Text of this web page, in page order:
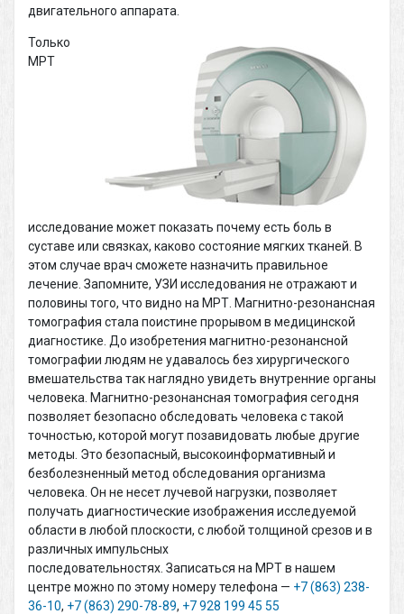
двигательного аппарата.
Только
МРТ
исследование может показать почему есть боль в
суставе или связках, каково состояние мягких тканей. В
этом случае врач сможете назначить правильное
лечение. Запомните, УЗИ исследования не отражают и
половины того, что видно на МРТ. Магнитно-резонансная
томография стала поистине прорывом в медицинской
диагностике. До изобретения магнитно-резонансной
томографии людям не удавалось без хирургического
вмешательства так наглядно увидеть внутренние органы
человека. Магнитно-резонансная томография сегодня
позволяет безопасно обследовать человека с такой
точностью, которой могут позавидовать любые другие
методы. Это безопасный, высокоинформативный и
безболезненный метод обследования организма
человека. Он не несет лучевой нагрузки, позволяет
получать диагностические изображения исследуемой
области в любой плоскости, с любой толщиной срезов и в
различных импульсных
последовательностях. Записаться на МРТ в нашем
центре можно по этому номеру телефона — +7 (863) 238-
36-10, +7 (863) 290-78-89, +7 928 199 45 55